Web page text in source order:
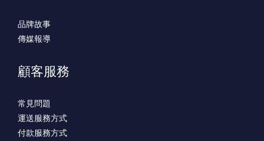
品牌故事
傳媒報導
顧客服務
常見問題
運送服務方式
付款服務方式